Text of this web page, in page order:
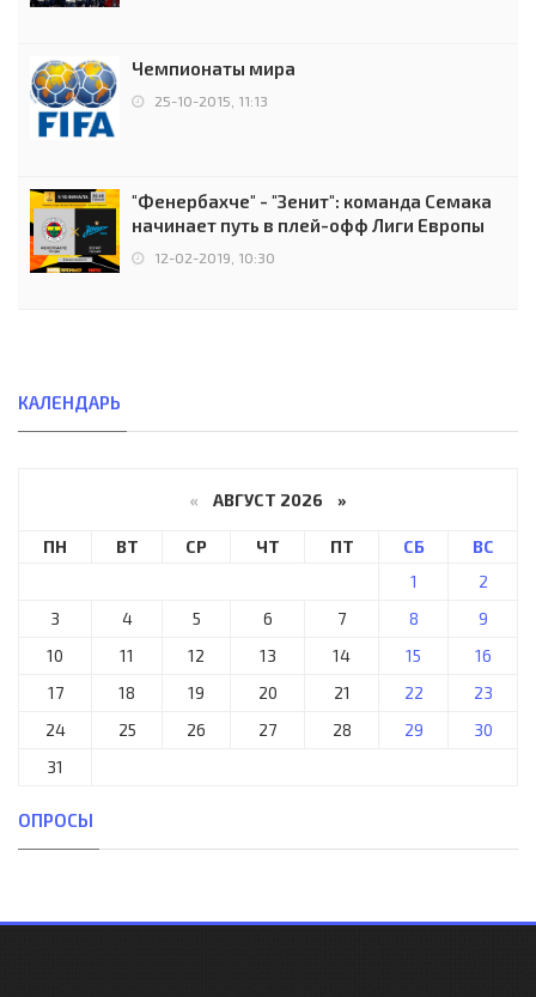
Чемпионаты мира
25-10-2015, 11:13
"Фенербахче" - "Зенит": команда Семака
начинает путь в плей-офф Лиги Европы
12-02-2019, 10:30
КАЛЕНДАРЬ
« АВГУСТ 2026 »
ПН ВТ СР ЧТ ПТ СБ
ВС
1
2
3
4 5 6 7 8
9
10
11 12 13 14 15
16
17
18 19 20 21 22
23
24
25 26 27 28 29
30
31
ОПРОСЫ